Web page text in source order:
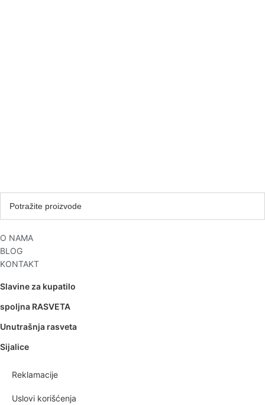
O NAMA
BLOG
KONTAKT
Slavine za kupatilo
spoljna RASVETA
Unutrašnja rasveta
Sijalice
Reklamacije
Uslovi korišćenja